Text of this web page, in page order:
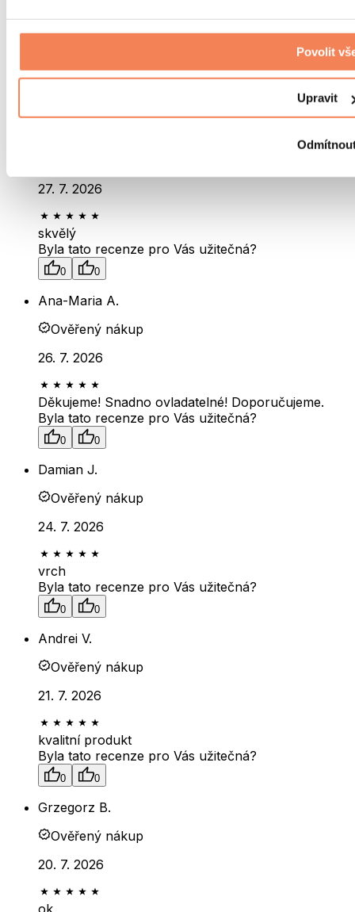
Povolit
Upravit
9. 8. 2026
Byla tato recenze pro Vás užitečná?
27. 7. 2026
skvělý
Byla tato recenze pro Vás užitečná?
0 0
Ana-Maria A.
Ověřený nákup
26. 7. 2026
Děkujeme! Snadno ovladatelné! Doporučujeme.
Byla tato recenze pro Vás užitečná?
0 0
Damian J.
Ověřený nákup
24. 7. 2026
vrch
Byla tato recenze pro Vás užitečná?
0 0
Andrei V.
Ověřený nákup
21. 7. 2026
kvalitní produkt
Byla tato recenze pro Vás užitečná?
0 0
Grzegorz B.
Ověřený nákup
20. 7. 2026
ok